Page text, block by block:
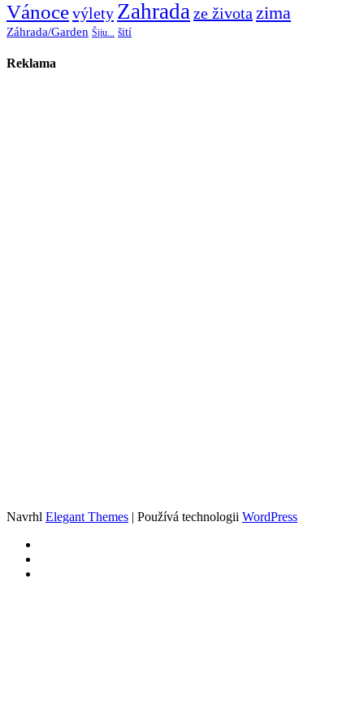
Vánocevýlety Zahrada ze života zima
Záhrada/Garden Šiju... šití
Reklama
Navrhl Elegant Themes | Používá technologii WordPress